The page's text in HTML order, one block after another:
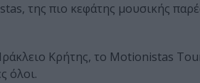
της πιο κεφάτης μουσικής
Κρήτης, τo Motionistas
όλοι.